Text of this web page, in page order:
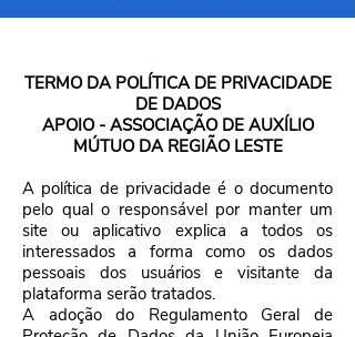
TERMO DA POLÍTICA DE PRIVACIDADE
DE DADOS
APOIO - ASSOCIAÇÃO DE AUXÍLIO
MÚTUO DA REGIÃO LESTE
A política de privacidade é o documento
pelo qual o responsável por manter um
site ou aplicativo explica a todos os
interessados a forma como os dados
pessoais dos usuários e visitante da
plataforma serão tratados.
A adoção do Regulamento Geral de